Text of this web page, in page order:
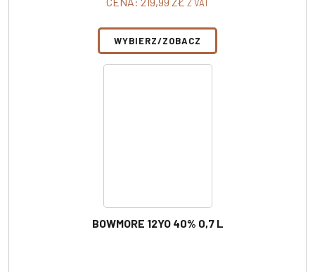
Z VAT
WYBIERZ/ZOBACZ
BOWMORE 12YO 40% 0,7 L